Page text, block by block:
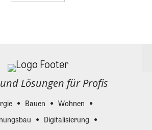
Lösungen für Profis
Bauen
Wohnen
Digitalisierung